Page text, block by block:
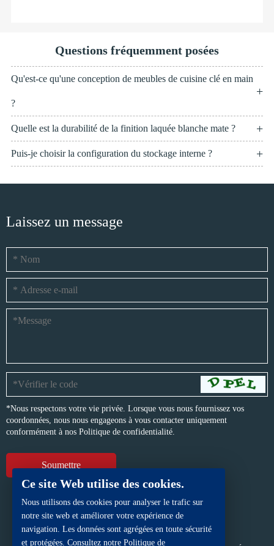
Questions fréquemment posées
Qu'est-ce qu'une conception de meubles de cuisine clé en main
?
Quelle est la durabilité de la finition laquée blanche mate ?
Puis-je choisir la configuration du stockage interne ?
Laissez un message
*Nous respectons votre vie privée. Lorsque vous nous fournissez vos
coordonnées, nous nous engageons à vous contacter uniquement
conformément à nos Politique de confidentialité.
Ce site Web utilise des cookies.
Nous utilisons des cookies pour analyser le trafic sur
notre site web et améliorer votre expérience de
navigation. Les données sont agrégées en toute sécurité
et protégées. Consultez notre Politique de